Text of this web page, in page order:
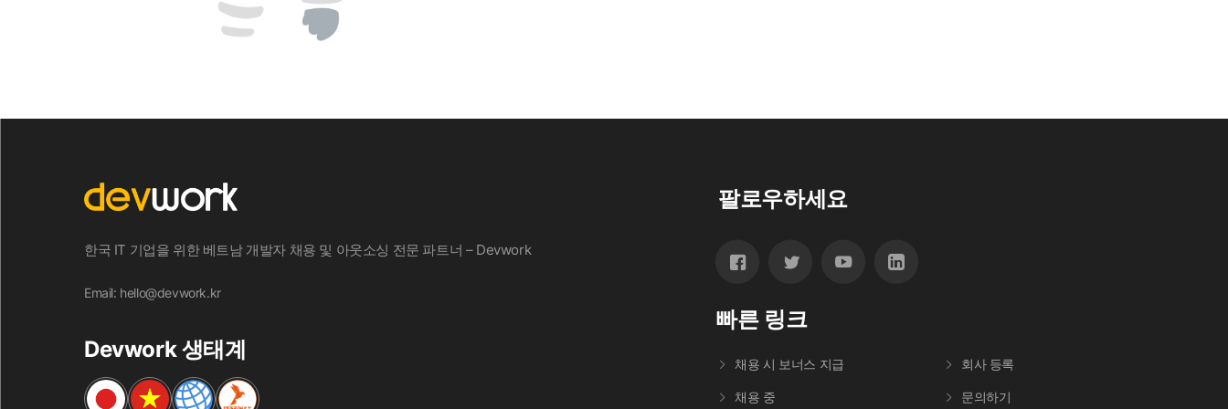
한국 IT 기업을 위한 베트남 개발자 채용 및 아웃소싱 전문 파트너 – Devwork
Email: hello@devwork.kr
Devwork 생태계
팔로우하세요
빠른 링크
채용 시 보너스 지급
채용 중
회사 등록
문의하기